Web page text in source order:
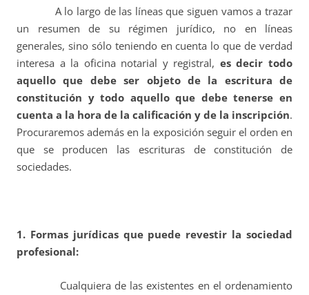
A lo largo de las líneas que siguen vamos a trazar
un resumen de su régimen jurídico, no en líneas
generales, sino sólo teniendo en cuenta lo que de verdad
interesa a la oficina notarial y registral, es decir todo
aquello que debe ser objeto de la escritura de
constitución y todo aquello que debe tenerse en
cuenta a la hora de la calificación y de la inscripción.
Procuraremos además en la exposición seguir el orden en
que se producen las escrituras de constitución de
sociedades.
1. Formas jurídicas que puede revestir la sociedad
profesional:
Cualquiera de las existentes en el ordenamiento